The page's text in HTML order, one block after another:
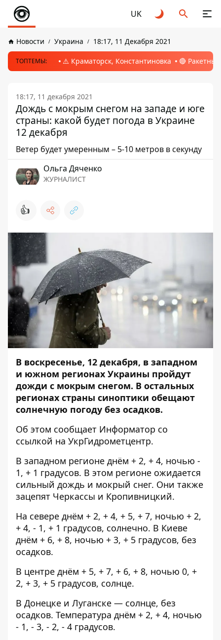
UK
Новости Украина 18:17, 11 Декабря 2021
ТОПТЕМЫ: ⚠️ Краматорск, Константиновка 🔴
18:17, 11 декабря 2021
Дождь с мокрым снегом на западе и юге
страны: какой будет погода в Украине
12 декабря
Ветер будет умеренным – 5-10 метров в секунду
Ольга Дяченко
ЖУРНАЛИСТ
👍
В воскресенье, 12 декабря, в западном
и южном регионах Украины пройдут
дожди с мокрым снегом. В остальных
регионах страны синоптики обещают
солнечную погоду без осадков.
Об этом сообщает Информатор со
ссылкой на УкрГидрометцентр.
В западном регионе днём + 2, + 4, ночью -
1, + 1 градусов. В этом регионе ожидается
сильный дождь и мокрый снег. Они также
зацепят Черкассы и Кропивницкий.
На севере днём + 2, + 4, + 5, + 7, ночью + 2,
+ 4, - 1, + 1 градусов, солнечно. В Киеве
днём + 6, + 8, ночью + 3, + 5 градусов, без
осадков.
В центре днём + 5, + 7, + 6, + 8, ночью 0, +
2, + 3, + 5 градусов, солнце.
В Донецке и Луганске — солнце, без
осадков. Температура днём + 2, + 4, ночью
- 1, - 3, - 2, - 4 градусов.